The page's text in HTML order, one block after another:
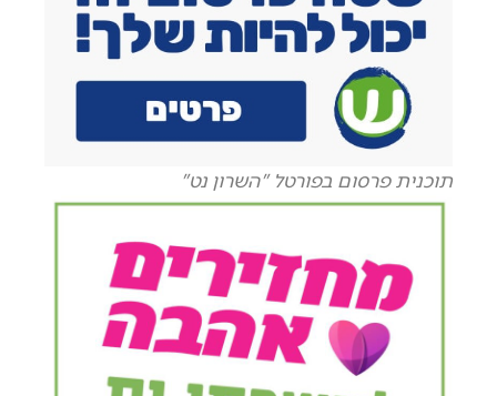
תוכנית פרסום בפורטל "השרון נט"